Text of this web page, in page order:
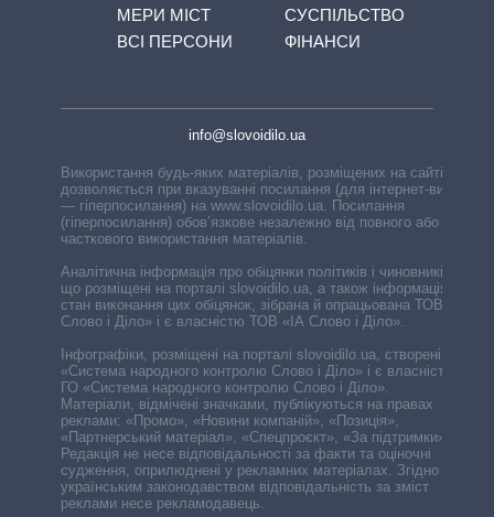
МЕРИ МІСТ
ВСІ ПЕРСОНИ
СУСПІЛЬСТВО
ФІНАНСИ
info@slovoidilo.ua
Використання будь-яких матеріалів, розміщених на сайті,
дозволяється при вказуванні посилання (для інтернет-видань
— гіперпосилання) на www.slovoidilo.ua. Посилання
(гіперпосилання) обов’язкове незалежно від повного або
часткового використання матеріалів.
Аналітична інформація про обіцянки політиків і чиновників,
що розміщені на порталі slovoidilo.ua, а також інформація про
стан виконання цих обіцянок, зібрана й опрацьована ТОВ «ІА
Слово і Діло» і є власністю ТОВ «ІА Слово і Діло».
Інфографіки, розміщені на порталі slovoidilo.ua, створені ГО
«Система народного контролю Слово і Діло» і є власністю
ГО «Система народного контролю Слово і Діло».
Матеріали, відмічені значками, публікуються на правах
реклами: «Промо», «Новини компаній», «Позиція»,
«Партнерський матеріал», «Спецпроєкт», «За підтримки».
Редакція не несе відповідальності за факти та оціночні
судження, оприлюднені у рекламних матеріалах. Згідно з
українським законодавством відповідальність за зміст
реклами несе рекламодавець.